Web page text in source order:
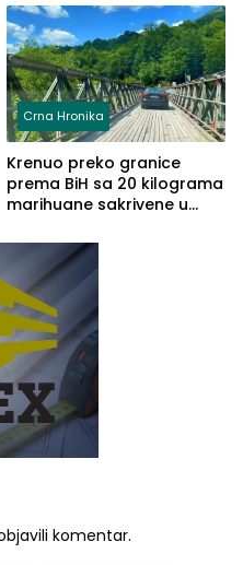
Grčkoj
Crna Hronika
Krenuo preko granice
prema BiH sa 20 kilograma
marihuane sakrivene u
komentar.